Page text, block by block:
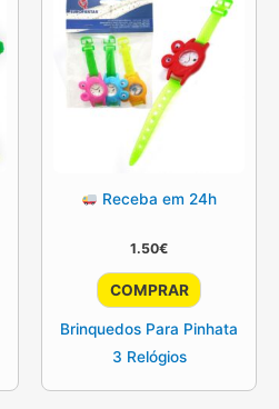
Receba em 24h
1.50€
COMPRAR
Brinquedos Para Pinhata
3 Relógios